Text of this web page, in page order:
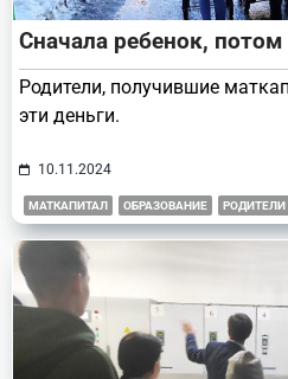
Сначала ребенок, потом
Родители, получившие
эти деньги.
10.11.2024
МАТКАПИТАЛ ОБРАЗОВАНИЕ РОДИТЕЛИ